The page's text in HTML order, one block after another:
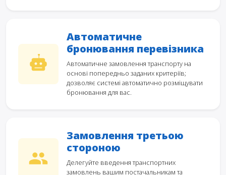
Автоматичне
бронювання перевізника
Автоматичне замовлення транспорту на
основі попередньо заданих критеріїв;
дозволяє системі автоматично розміщувати
бронювання для вас.
Замовлення третьою
стороною
Делегуйте введення транспортних
замовлень вашим постачальникам та